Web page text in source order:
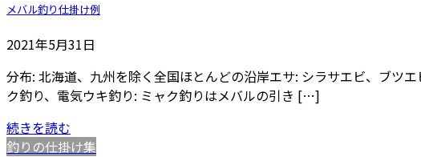
メバル釣り仕掛け例
2021年5月31日
分布: 北海道、九州を除く全国ほとんどの沿岸エサ: シラサエビ、ブツ
ク釣り、電気ウキ釣り: ミャク釣りはメバルの引き […]
続きを読む
釣りの仕掛け集